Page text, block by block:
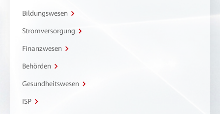
Bildungswesen
Stromversorgung
Finanzwesen
Behörden
Gesundheitswesen
ISP